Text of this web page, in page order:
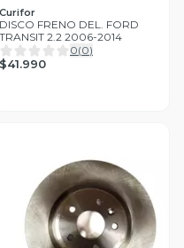
Curifor
DISCO FRENO DEL. FORD
TRANSIT 2.2 2006-2014
0(0)
$41.990